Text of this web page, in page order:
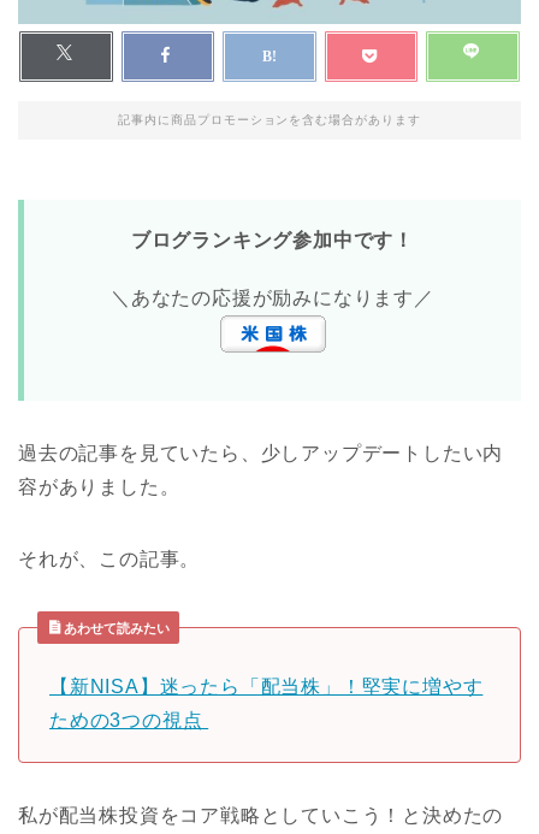
記事内に商品プロモーションを含む場合があります
ブログランキング参加中です！
＼あなたの応援が励みになります／
過去の記事を見ていたら、少しアップデートしたい内
容がありました。
それが、この記事。
あわせて読みたい
【新NISA】迷ったら「配当株」！堅実に増やす
ための3つの視点
私が配当株投資をコア戦略としていこう！と決めたの